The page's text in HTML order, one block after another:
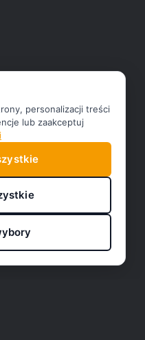
personalizacji treści
lub zaakceptuj